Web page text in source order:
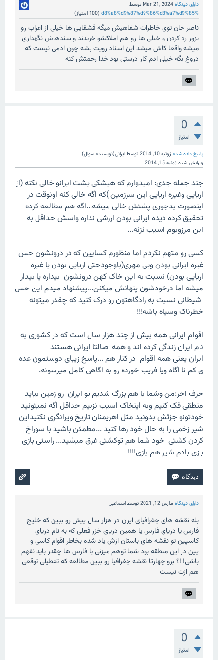
دارای دیدگاهMar 21, 2024توسط
%d8%a8%d9%87%d9%86%d8%a7%d9%85
(
100 امتیاز)
ناصر خان توی خاطرات شفاهیش میگه قشقایی ها خیلی از اعراب رو
بزور رد کردن و خیلی ها رو هم املاکشو خریدند و سندهاش نگهداری
میشه واقعا کاش میشد این اسناد رویت بشه چون ادمی نیست که
دروغ بگه خیلی ادم کار درستی بود خدا رحمتش کنه
0
امتیاز
پاسخ داده شدهژوئیه 10, 2014 توسطایرانی(نویسنده سوال)
ویرایش شدهژوئیه 15, 2014
چند جمله جدی: امیدوارم که هیشکی پشت ایرانو خالی نکنه (از
اریایی وغیره اریایی این سرزمین )که اگه خالی کنه اونوقت در
اینصورت بدجوری پشتش خالی میشه...اگه هم مطالعه کرده
تحقیق کرده دیده ایرانی بودن ارزشی نداره واسش حداقل به
این مرزوبوم اسیب نزنه...
کسی رو متهم نکردم اما منظورم کسایین که در درونشون حس
غیره ایرانی بودن وبی مهری(باوجودحتی اریایی بودن یا غیره
اریایی بودن) نسبت به این خاک کهن درونشون بیداره یا بیدار
میشه اما درخودشون پنهانش میکنن...پیشنهاد میدم این حس
شیطانی نسبت به زادگاهتون رو درک کنید که چقدر میتونه
خطرناک وسیاه باشه!!!
اقوام ایرانی همه بیش از چند هزار سال است که در کشوری به
نام ایران زندگی کرده اند و همه اصالتا ایرانی هستند
ایران یعنی همه اقوام در کنار هم ...پاسخ زیبای دوستمون عده
ی کم نا اگاه ویا فریب خورده رو به اگاهی کامل میرسونه.
حرف اخر:من وشما با هم بزرگ شدیم تو ایران رو زمین بیاید
منطقی فک کنیم وبه اینخاک اسیب نزنیم حداقل اگه نمیتونید
خودتونو جزئش بدونید مثل اهریمنان تاریخ ویرانگری نکنیداین
شیر زخمی را به حال خود رها کنید ...مطمئن باشید با سوراخ
کردن کشتی خود شما هم توکشتی غرق میشید... راستی بازی
بازی بادم شیر هم بازی!!!!
دارای دیدگاه مارس 12, 2021 توسطاسماعیل
بله نقشه های جغرافیای ایران در هزار سال پیش رو ببین که خلیج
فارس یا دریای فارس یا همین دریای خزر فعلی که به نام دریای
کاسپین تو نقشه های باستان ازش یاد شده بخاطر اقوام کاسی و
پین در این منطقه بود شما توهم میزنی یا فارس ها چقدر باید نفهم
باشی!!!؟ برو چهارتا نقشه جغرافیا رو ببین مطالعه که تعطیلی توقعی
هم ازت نیست
0
امتیاز